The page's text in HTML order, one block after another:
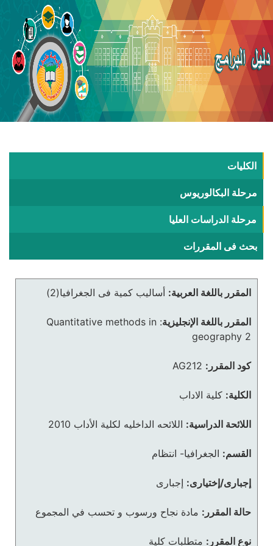
الكليات
مرحلة البكالوريوس
مرحلة الدراسات العليا
بحث فى المقررات
المقرر باللغة العربية: أساليب كمية فى الجغرافيا(2)
المقرر باللغة الإنجليزية:
Quantitative methods in
geography 2
كود المقرر: AG212
الكلية: كلية الاداب
اللائحة الدراسية: اللائحه الداخليه لكلية الأداب 2010
القسم: الجغرافيا- انتظام
إجبارى/إختيارى: إجبارى
حالة المقرر: مادة نجاح ورسوب و تحسب في المجموع
نوع المقرر: متطلبات كلية